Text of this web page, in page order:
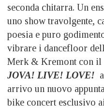
seconda chitarra. Un
uno show travolgente,
poesia e puro
vibrare i dancefloor
Merk & Kremont con il
JOVA! LIVE! LOVE!
arrivo un nuovo
bike concert esclusivo